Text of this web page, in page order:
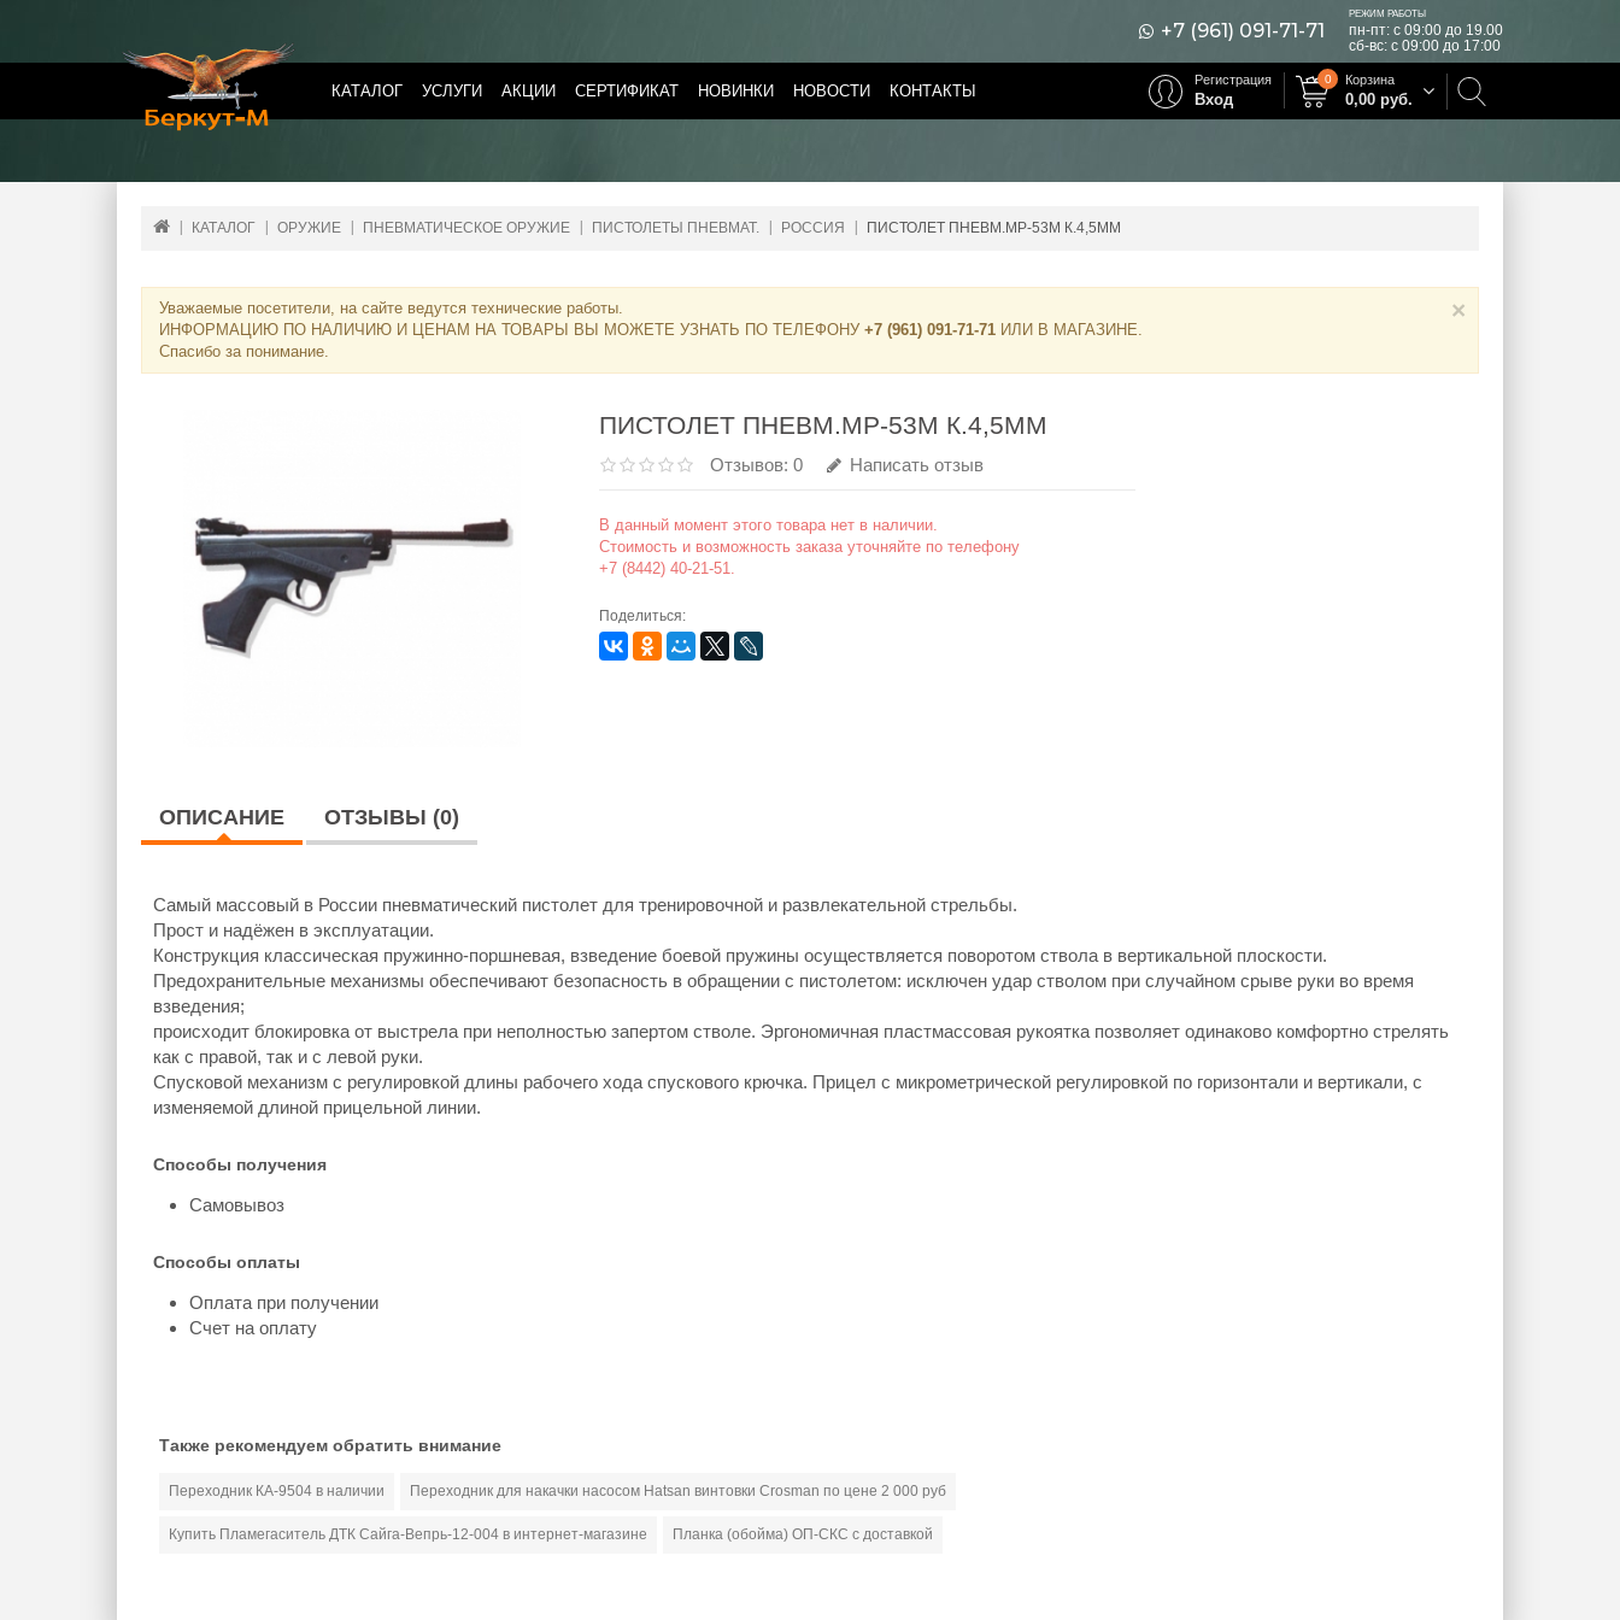
+7 (961) 091-71-71
РЕЖИМ РАБОТЫ
пн-пт: с 09:00 до 19.00
сб-вс: с 09:00 до 17:00
КАТАЛОГ УСЛУГИ АКЦИИ СЕРТИФИКАТ НОВИНКИ НОВОСТИ КОНТАКТЫ
Корзина
0,00 руб.
0
Регистрация
Вход
КАТАЛОГ ОРУЖИЕ ПНЕВМАТИЧЕСКОЕ ОРУЖИЕ ПИСТОЛЕТЫ ПНЕВМАТ. РОССИЯ ПИСТОЛЕТ ПНЕВМ.МР-53М К.4,5ММ
Уважаемые посетители, на сайте ведутся технические работы.
ИНФОРМАЦИЮ ПО НАЛИЧИЮ И ЦЕНАМ НА ТОВАРЫ ВЫ МОЖЕТЕ УЗНАТЬ ПО ТЕЛЕФОНУ +7 (961) 091-71-71 ИЛИ В МАГАЗИНЕ.
Спасибо за понимание.
×
ПИСТОЛЕТ ПНЕВМ.МР-53М К.4,5ММ
Отзывов: 0 Написать отзыв
В данный момент этого товара нет в наличии.
Стоимость и возможность заказа уточняйте по телефону
+7 (8442) 40-21-51.
Поделиться:
ОПИСАНИЕ ОТЗЫВЫ (0)
Самый массовый в России пневматический пистолет для тренировочной и развлекательной стрельбы.
Прост и надёжен в эксплуатации.
Конструкция классическая пружинно-поршневая, взведение боевой пружины осуществляется поворотом ствола в вертикальной плоскости.
Предохранительные механизмы обеспечивают безопасность в обращении с пистолетом: исключен удар стволом при случайном срыве руки во время
взведения;
происходит блокировка от выстрела при неполностью запертом стволе. Эргономичная пластмассовая рукоятка позволяет одинаково комфортно стрелять
как с правой, так и с левой руки.
Спусковой механизм с регулировкой длины рабочего хода спускового крючка. Прицел с микрометрической регулировкой по горизонтали и вертикали, с
изменяемой длиной прицельной линии.
Способы получения
Самовывоз
Способы оплаты
Оплата при получении
Счет на оплату
Также рекомендуем обратить внимание
Переходник КА-9504 в наличии Переходник для накачки насосом Hatsan винтовки Сrosman по цене 2 000 руб
Купить Пламегаситель ДТК Сайга-Вепрь-12-004 в интернет-магазине Планка (обойма) ОП-СКС с доставкой